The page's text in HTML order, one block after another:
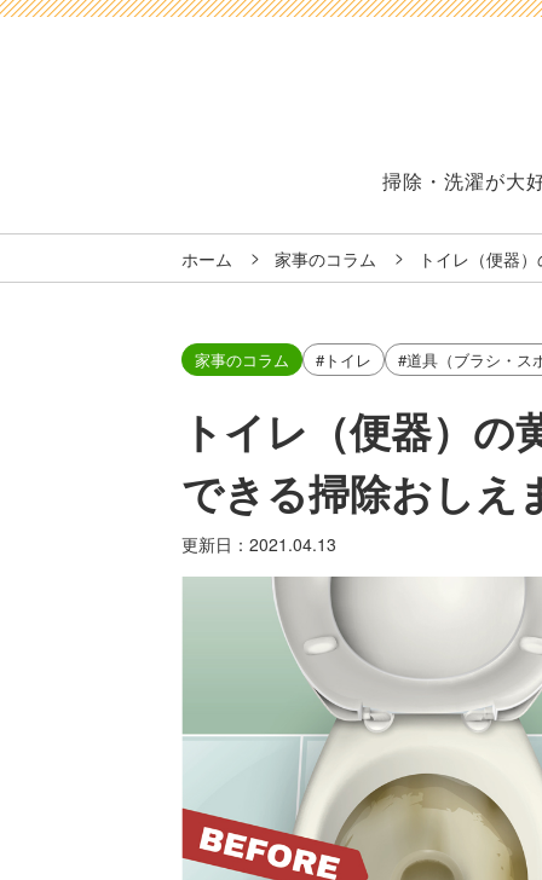
掃除・洗濯が大
ホーム 家事のコラム トイレ（便器
家事のコラム #トイレ #道具（ブラシ・ス
トイレ（便器）
できる掃除おしえ
更新日： 2021.04.13